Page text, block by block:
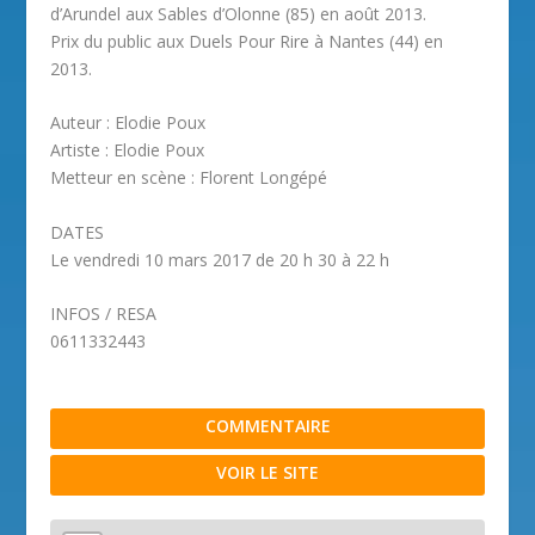
d’Arundel aux Sables d’Olonne (85) en août 2013.
Prix du public aux Duels Pour Rire à Nantes (44) en
2013.
Auteur : Elodie Poux
Artiste : Elodie Poux
Metteur en scène : Florent Longépé
DATES
Le vendredi 10 mars 2017 de 20 h 30 à 22 h
INFOS / RESA
0611332443
COMMENTAIRE
VOIR LE SITE